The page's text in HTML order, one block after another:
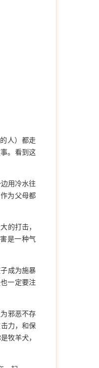
人）都走
。看到这
用冷水往
为父母都
的打击，
是一种气
成为施暴
一定要注
邪恶不存
力，和保
牧羊犬，